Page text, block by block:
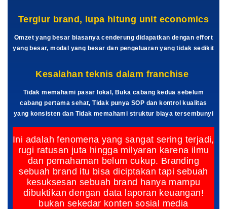
Tergiur brand, lupa hitung unit economics
Omzet yang besar biasanya cenderung didapatkan dengan effort
yang besar, modal yang besar dan pengeluaran yang tidak sedikit
Kesalahan teknis dalam franchise
Tidak memahami pasar lokal, Buka cabang kedua sebelum
cabang pertama sehat, Tidak punya SOP dan kontrol kualitas
yang konsisten dan Tidak memahami struktur biaya tersembunyi
Ini adalah fenomena yang sangat sering terjadi,
rugi ratusan juta hingga milyaran karena ilmu
dan pemahaman belum cukup. Branding
sebuah brand itu bisa diciptakan tapi sebuah
kesuksesan sebuah brand hanya mampu
dibuktikan dengan data laporan keuangan!
bukan sekedar konten sosial media